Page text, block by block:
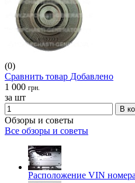
(0)
Сравнить товар Добавлено
1 000 грн.
за шт
В
Обзоры и советы
Все обзоры и советы
Расположение VIN